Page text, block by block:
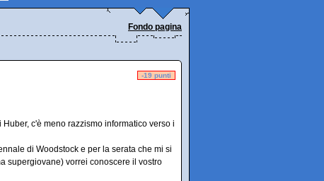
Fondo pagina
-19 punti
c'è meno razzismo informatico verso i
di Woodstock e per la serata che mi si
supergiovane) vorrei conoscere il vostro